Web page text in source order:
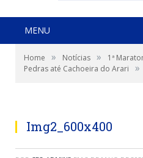
MENU
Home » Notícias »
1ª
Pedras até Cachoeira do Arari
»
Img2_600x400